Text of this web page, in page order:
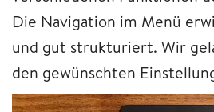
Die Navigation im Menü
und gut strukturiert. Wir
den gewünschten